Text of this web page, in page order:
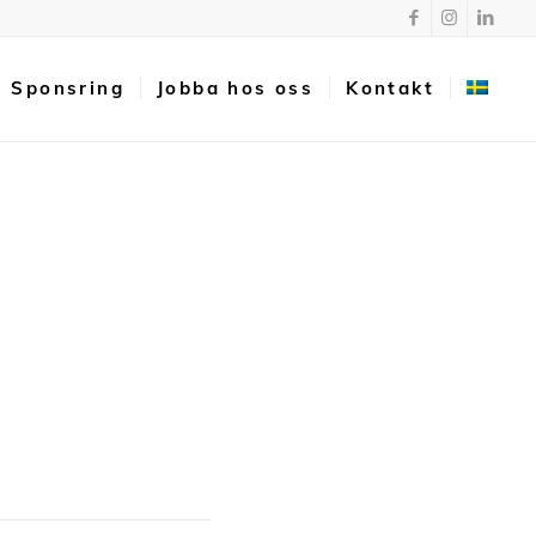
Sponsring Jobba hos oss Kontakt